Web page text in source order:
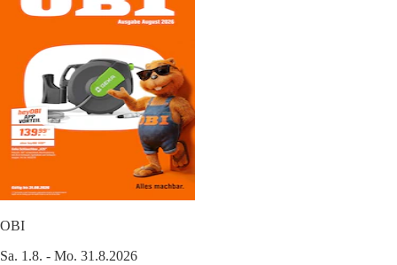
OBI
Sa. 1.8. - Mo. 31.8.2026